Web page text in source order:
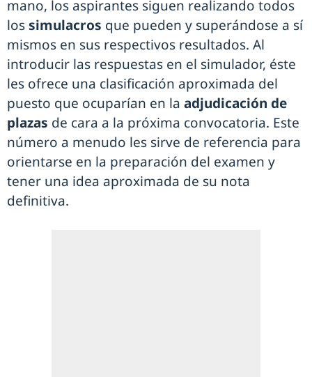
mano, los aspirantes siguen realizando todos
lossimulacros que pueden y superándose a sí
mismos en sus respectivos resultados. Al
introducir las respuestas en el simulador, éste
les ofrece una clasificación aproximada del
puesto que ocuparían en la adjudicación de
plazas de cara a la próxima convocatoria. Este
número a menudo les sirve de referencia para
orientarse en la preparación del examen y
tener una idea aproximada de su nota
definitiva.